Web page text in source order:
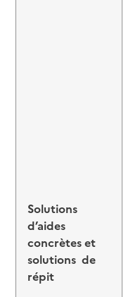
Solutions
d’aides
concrètes et
solutions de
répit